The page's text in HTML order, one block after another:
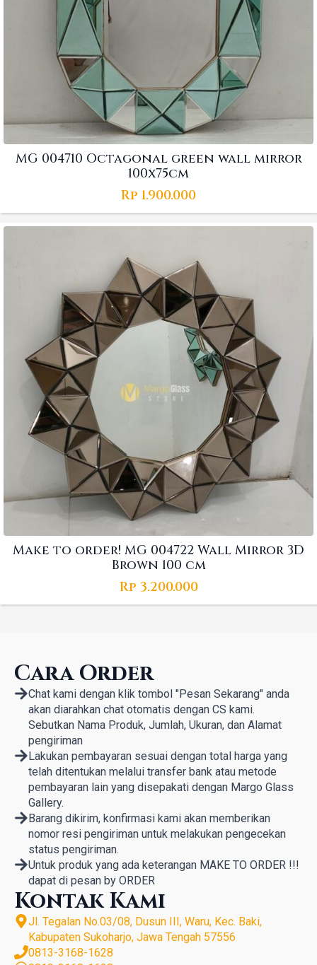
MG 004710 Octagonal green wall mirror
100x75cm
Rp 1.900.000
Make to order! MG 004722 Wall Mirror 3D
Brown 100 cm
Rp 3.200.000
Cara Order
Chat kami dengan klik tombol "Pesan Sekarang" anda
akan diarahkan chat otomatis dengan CS kami.
Sebutkan Nama Produk, Jumlah, Ukuran, dan Alamat
pengiriman
Lakukan pembayaran sesuai dengan total harga yang
telah ditentukan melalui transfer bank atau metode
pembayaran lain yang disepakati dengan Margo Glass
Gallery.
Barang dikirim, konfirmasi kami akan memberikan
nomor resi pengiriman untuk melakukan pengecekan
status pengiriman.
Untuk produk yang ada keterangan MAKE TO ORDER !!!
dapat di pesan by ORDER
Kontak Kami
Jl. Tegalan No.03/08, Dusun III, Waru, Kec. Baki,
Kabupaten Sukoharjo, Jawa Tengah 57556
0813-3168-1628